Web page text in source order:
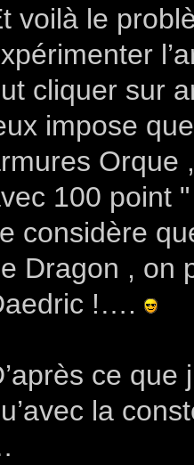
voilà le
cliquer sur
impose
Orque
100 point
considère
Dragon , on
!….
ce que
la